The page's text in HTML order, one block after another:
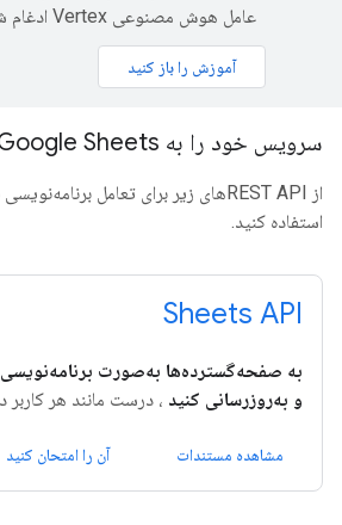
عامل هوش مصنوعی Vertex ادغام شود.
آموزش را باز کنید
سرویس خود را به Google Sheets متصل کنید
استفاده کنید.
Sheets API
به صفحه‌گسترده‌ها به‌صورت
و به‌روزرسانی کنید ، درست مانند هر کاربر
مشاهده مستندات آن را امتحان کنید